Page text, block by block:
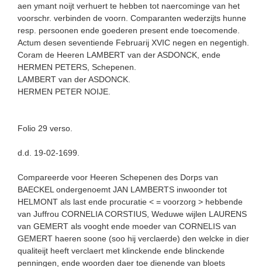
aen ymant noijt verhuert te hebben tot naercominge van het
voorschr. verbinden de voorn. Comparanten wederzijts hunne
resp. persoonen ende goederen present ende toecomende.
Actum desen seventiende Februarij XVIC negen en negentigh.
Coram de Heeren LAMBERT van der ASDONCK, ende
HERMEN PETERS, Schepenen.
LAMBERT van der ASDONCK.
HERMEN PETER NOIJE.
Folio 29 verso.
d.d. 19-02-1699.
Compareerde voor Heeren Schepenen des Dorps van
BAECKEL ondergenoemt JAN LAMBERTS inwoonder tot
HELMONT als last ende procuratie < = voorzorg > hebbende
van Juffrou CORNELIA CORSTIUS, Weduwe wijlen LAURENS
van GEMERT als vooght ende moeder van CORNELIS van
GEMERT haeren soone (soo hij verclaerde) den welcke in dier
qualiteijt heeft verclaert met klinckende ende blinckende
penningen, ende woorden daer toe dienende van bloets